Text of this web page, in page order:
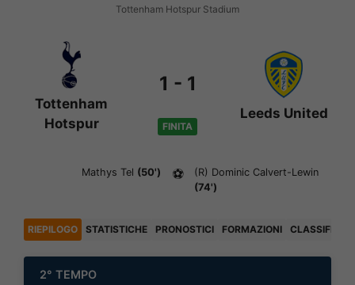
Tottenham Hotspur Stadium
Tottenham
Hotspur
1 - 1
FINITA
Leeds United
Mathys Tel (50') ⚽ (R) Dominic Calvert-Lewin
(74')
RIEPILOGO STATISTICHE PRONOSTICI FORMAZIONI CLASSIFICA
2° TEMPO